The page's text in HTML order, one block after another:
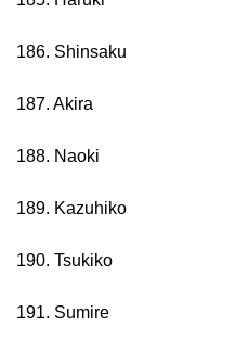
186. Shinsaku
187. Akira
188. Naoki
189. Kazuhiko
190. Tsukiko
191. Sumire